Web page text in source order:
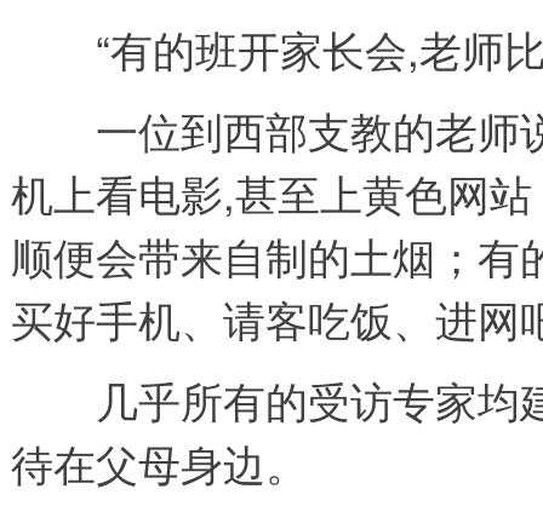
“有的班开家长会,老师比
一位到西部支教的老师
机上看电影,甚至上黄色网
顺便会带来自制的土烟；
买好手机、请客吃饭、进
几乎所有的受访专家均
待在父母身边。